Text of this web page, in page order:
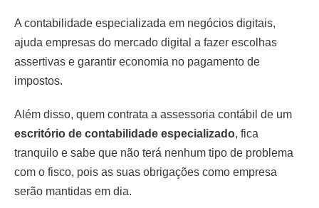
A contabilidade especializada em negócios digitais,
ajuda empresas do mercado digital a fazer escolhas
assertivas e garantir economia no pagamento de
impostos.
Além disso, quem contrata a assessoria contábil de um
escritório de contabilidade especializado, fica
tranquilo e sabe que não terá nenhum tipo de problema
com o fisco, pois as suas obrigações como empresa
serão mantidas em dia.